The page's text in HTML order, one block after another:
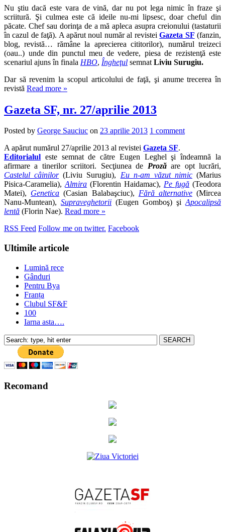
Nu ştiu dacă este vara de vină, dar nu pot lega nimic în fraze şi
scriitură. Şi culmea este că ideile nu-mi lipsesc, doar cheful din
păcate. Chef sau dorinţa de a mă apleca asupra creionului (tastaturii
în cazul de faţă). A apărut noul număr al revisteiGazeta SF (fanzin,
blog, revistă… rămâne la aprecierea cititorilor), numărul treizeci
(oau..) unde din punctul meu de vedere, piesa de rezistenţă este
scenariul ajuns în finala HBO, Îngheţul semnat Liviu Surugiu.
Dar să revenim la scopul articolului de faţă, şi anume trecerea în
revistă Read more »
Gazeta SF, nr. 27/aprilie 2013
Posted by George Sauciuc on 23 aprilie 2013 1 comment
A apărut numărul 27/aprilie 2013 al revistei Gazeta SF.
Editorialul este semnat de către Eugen Leghel şi îndeamnă la
afirmare a tinerilor scriitori. Secţiunea de Prozăare opt lucrări,
Castelul câinilor(Liviu Surugiu), Eu n-am văzut nimic(Marius
Pisica-Caramelia),Almira (Florentin Haidamac), Pe fugă (Teodora
Matei), Genetica (Casian Balabaşciuc), Fără alternative(Mircea
Nanu-Muntean), Supraveghetorii (Eugen Gomboş) şiApocalipsă
lentă (Florin Nae). Read more »
RSS Feed Follow me on twitter. Facebook
Ultimile articole
Lumină rece
Gânduri
Pentru Bya
Franța
Clubul SF&F
100
Iarna asta….
Recomand